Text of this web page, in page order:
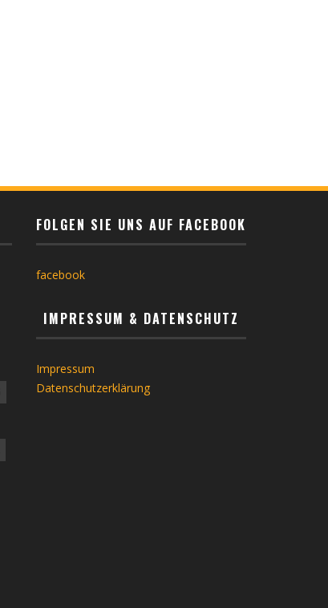
FOLGEN SIE UNS AUF FACEBOOK
facebook
IMPRESSUM & DATENSCHUTZ
Impressum
Datenschutzerklärung